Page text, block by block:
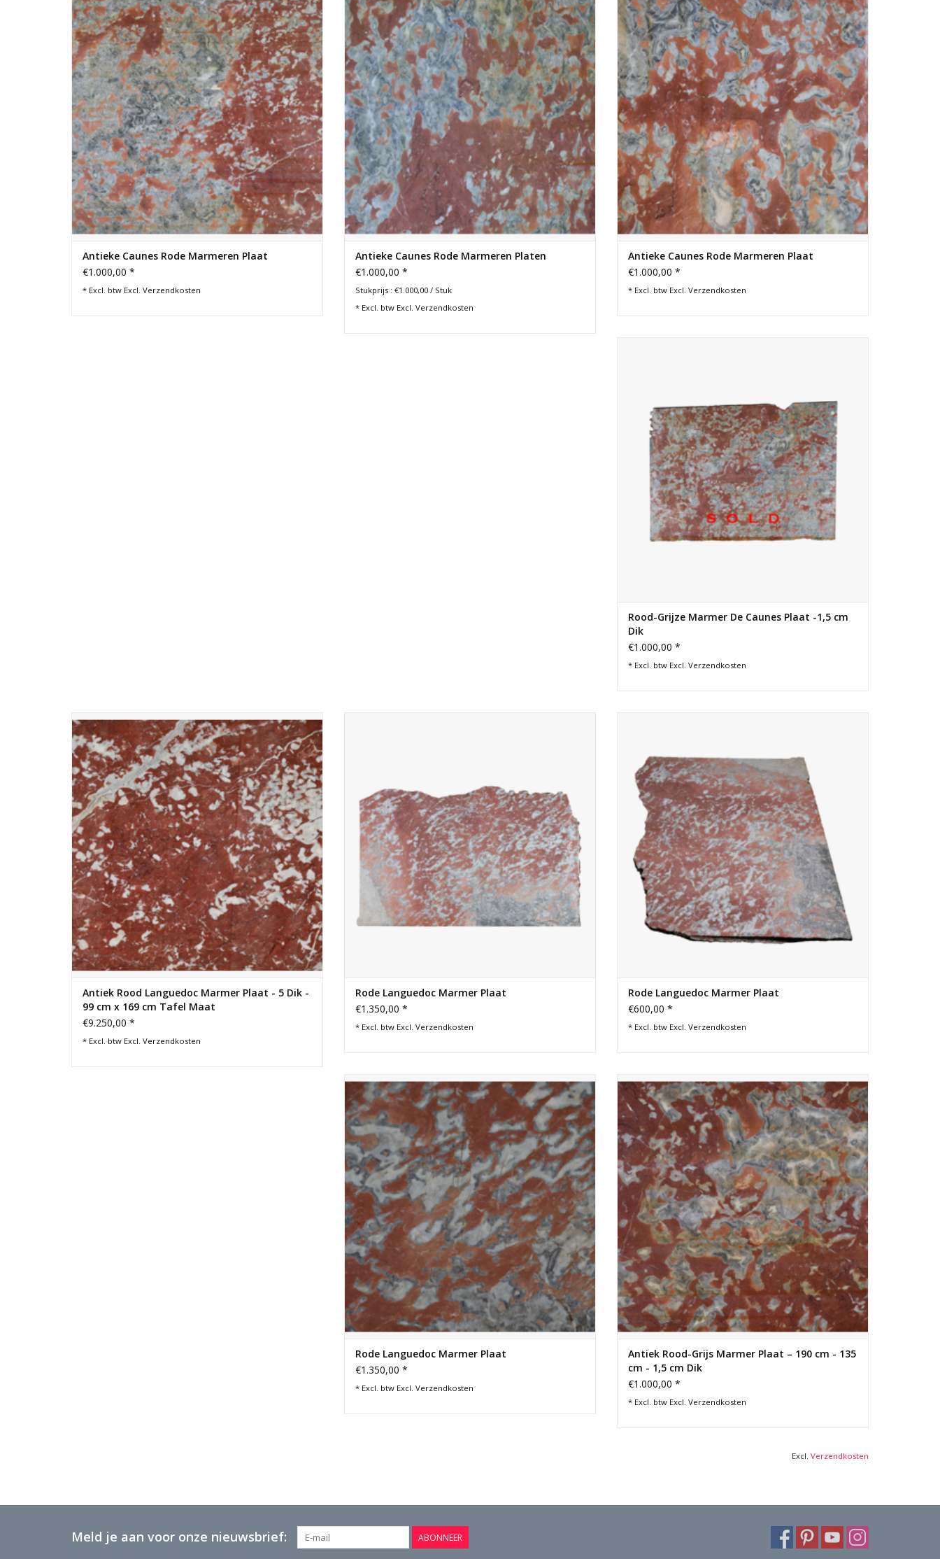
TOEVOEGEN AAN WINKELWAGEN
Antieke Caunes Rode Marmeren Plaat
€1.000,00 *
* Excl. btw Excl. Verzendkosten
TOEVOEGEN AAN WINKELWAGEN
Antieke Caunes Rode Marmeren Platen
€1.000,00 *
Stukprijs : €1.000,00 / Stuk
* Excl. btw Excl. Verzendkosten
TOEVOEGEN AAN WINKELWAGEN
Antieke Caunes Rode Marmeren Plaat
€1.000,00 *
* Excl. btw Excl. Verzendkosten
Plaat - 190 cm Bij 135 cm.
Rood-Grijze Marmer De Caunes Plaat -1,5 cm
Dik
€1.000,00 *
* Excl. btw Excl. Verzendkosten
Prachtig Antiek Rood Languedoc-marmer uit Frankrijk, met
levendig rood en witte en grijze aders. Historisch gebruikt in
luxe projecten zoals de Grand Trianon, Paleis van Versailles.
TOEVOEGEN AAN WINKELWAGEN
Antiek Rood Languedoc Marmer Plaat - 5 Dik -
99 cm x 169 cm Tafel Maat
€9.250,00 *
* Excl. btw Excl. Verzendkosten
Rode Languedoc Marmer Plaat
€1.350,00 *
* Excl. btw Excl. Verzendkosten
TOEVOEGEN AAN WINKELWAGEN
Rode Languedoc Marmer Plaat
€600,00 *
* Excl. btw Excl. Verzendkosten
2,7 cm dikke, ongekalibreerde plaat origineel antiek Rood-
Languedoc marmer, met een opvallende mix van rode,
witte en grijze tinten.
TOEVOEGEN AAN WINKELWAGEN
Rode Languedoc Marmer Plaat
€1.350,00 *
* Excl. btw Excl. Verzendkosten
Antieke ruwe Franse marmeren plaat met opvallend rijke
kleurschakering. Perfect voor tafelbladen, aanrechtbladen,
muren, vloeren, dambord. Collectie Maison Leon Van den
Bogaert Antique Fireplaces & Architectural Elements.
TOEVOEGEN AAN WINKELWAGEN
Antiek Rood-Grijs Marmer Plaat – 190 cm - 135
cm - 1,5 cm Dik
€1.000,00 *
* Excl. btw Excl. Verzendkosten
Excl. Verzendkosten
Meld je aan voor onze nieuwsbrief: ABONNEER